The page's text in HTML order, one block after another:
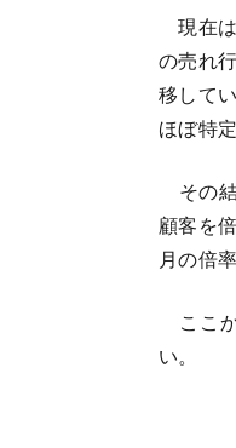
現在
の売れ
移して
ほぼ特
その
顧客を
月の倍
ここ
い。